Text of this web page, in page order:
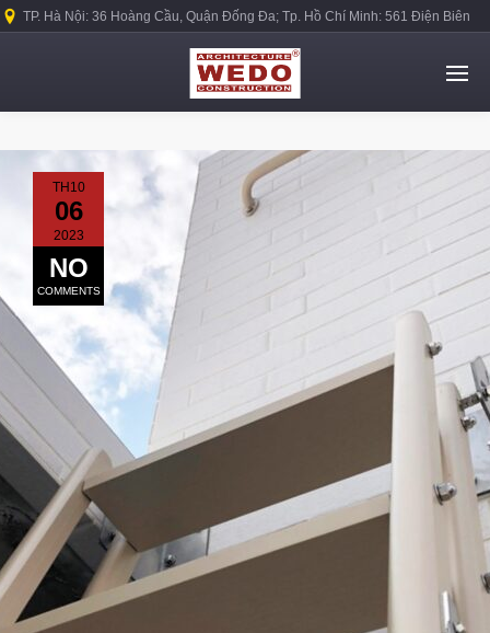
TP. Hà Nội: 36 Hoàng Cầu, Quận Đống Đa; Tp. Hồ Chí Minh: 561 Điện Biên
TH10
06
2023
NO
COMMENTS